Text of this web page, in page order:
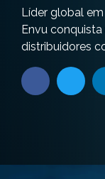
Líder global
Envu
distribuidores